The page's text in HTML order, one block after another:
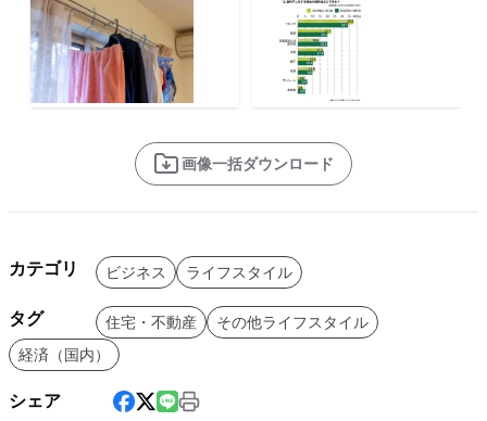
画像一括ダウンロード
カテゴリ ビジネス ライフスタイル
タグ 住宅・不動産
その他ライフスタイル
経済（国内）
シェア